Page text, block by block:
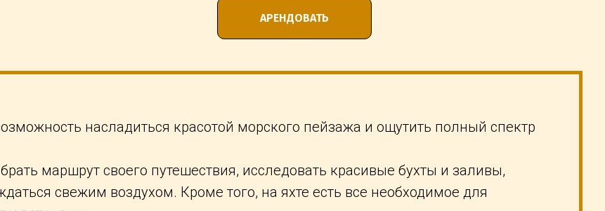
АРЕНДОВАТЬ
насладиться красотой морского пейзажа и ощутить полный спектр
маршрут своего путешествия, исследовать красивые бухты и заливы,
свежим воздухом. Кроме того, на яхте есть все необходимое для